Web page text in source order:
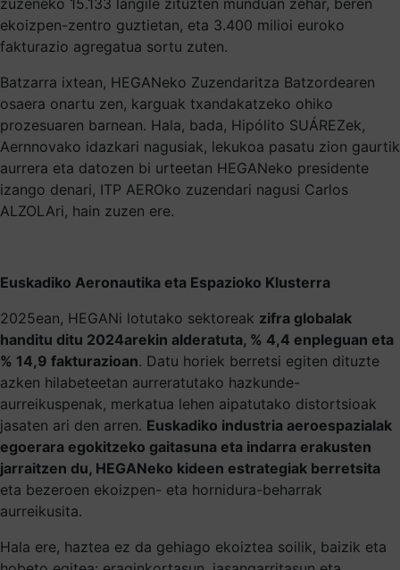
ekoizpen-zentro guztietan, eta 3.400 milioi euroko
fakturazio agregatua sortu zuten.
Batzarra ixtean, HEGANeko Zuzendaritza Batzordearen
osaera onartu zen, karguak txandakatzeko ohiko
prozesuaren barnean. Hala, bada, Hipólito SUÁREZek,
Aernnovako idazkari nagusiak, lekukoa pasatu zion gaurtik
aurrera eta datozen bi urteetan HEGANeko presidente
izango denari, ITP AEROko zuzendari nagusi Carlos
ALZOLAri, hain zuzen ere.
Euskadiko Aeronautika eta Espazioko Klusterra
2025ean, HEGANi lotutako sektoreak zifra globalak
handitu ditu 2024arekin alderatuta, % 4,4 enpleguan eta
% 14,9 fakturazioan. Datu horiek berretsi egiten dituzte
azken hilabeteetan aurreratutako hazkunde-
aurreikuspenak, merkatua lehen aipatutako distortsioak
jasaten ari den arren. Euskadiko industria aeroespazialak
egoerara egokitzeko gaitasuna eta indarra erakusten
jarraitzen du, HEGANeko kideen estrategiak berretsita
eta bezeroen ekoizpen- eta hornidura-beharrak
aurreikusita.
Hala ere, haztea ez da gehiago ekoiztea soilik, baizik eta